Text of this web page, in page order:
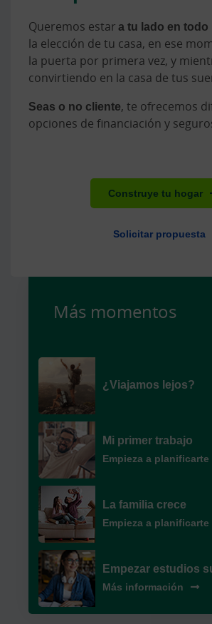
Queremos estara tu lado en todo
la elección de tu casa, en ese
la puerta por primera vez, y
convirtiendo en la casa de tus
Seas o no cliente, te ofrecemos
opciones de financiación y
Construye tu hogar
Solicitar propuesta
Más momentos
¿Viajamos lejos?
Mi primer trabajo
Empieza a planificarte
La familia crece
Empieza a planificarte
Empezar estudios
Más información